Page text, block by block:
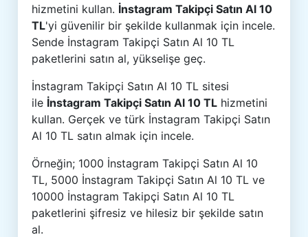
hizmetini kullan. İnstagram Takipçi Satın Al 10
TL'yi güvenilir bir şekilde kullanmak için incele.
Sende İnstagram Takipçi Satın Al 10 TL
paketlerini satın al, yükselişe geç.
İnstagram Takipçi Satın Al 10 TL sitesi
ile İnstagram Takipçi Satın Al 10 TL hizmetini
kullan. Gerçek ve türk İnstagram Takipçi Satın
Al 10 TL satın almak için incele.
Örneğin; 1000 İnstagram Takipçi Satın Al 10
TL, 5000 İnstagram Takipçi Satın Al 10 TL ve
10000 İnstagram Takipçi Satın Al 10 TL
paketlerini şifresiz ve hilesiz bir şekilde satın
al.